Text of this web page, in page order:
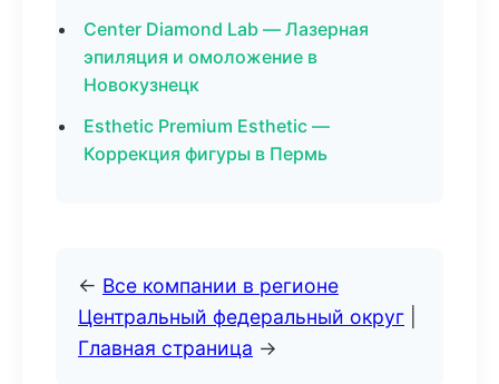
Center Diamond Lab — Лазерная
эпиляция и омоложение в
Новокузнецк
Esthetic Premium Esthetic —
Коррекция фигуры в Пермь
← Все компании в регионе
Центральный федеральный округ
Главная страница →